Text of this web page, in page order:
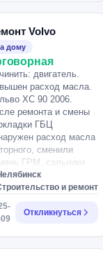
Volvo
дому
двигатель.
расход масла.
ХС 90 2006.
ремонта и смены
ГБЦ
расход масла
сменили
ГРМ, сальники
и
муфты,
На масло
сменили
где то Нужно найти
и причину из за чего?.
и ремонт
Откликнуться